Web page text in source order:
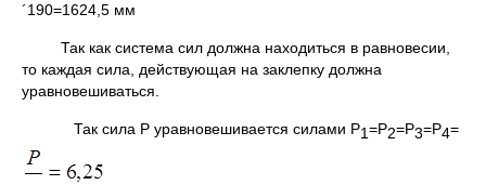
´190=1624,5 мм
Так как система сил должна находиться в равновесии,
то каждая сила, действующая на заклепку должна
уравновешиваться.
Так сила P уравновешивается силами P1=P2=P3=P4=